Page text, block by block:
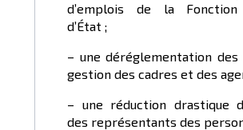
d’emplois de la Fonction
d’État ;
– une déréglementation des
gestion des cadres et des
– une réduction drastique
des représentants des